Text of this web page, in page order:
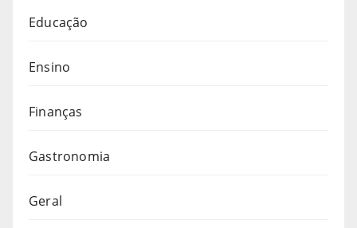
Educação
Ensino
Finanças
Gastronomia
Geral